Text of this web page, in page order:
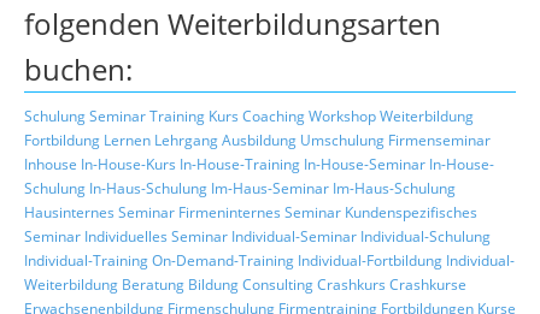
folgenden Weiterbildungsarten
buchen:
SchulungSeminarTraining Kurs CoachingWorkshopWeiterbildung
Fortbildung Lernen LehrgangAusbildung Umschulung Firmenseminar
Inhouse In-House-Kurs In-House-Training In-House-Seminar In-House-
Schulung In-Haus-Schulung Im-Haus-Seminar Im-Haus-Schulung
Hausinternes Seminar Firmeninternes Seminar Kundenspezifisches
Seminar Individuelles Seminar Individual-Seminar Individual-Schulung
Individual-TrainingOn-Demand-Training Individual-Fortbildung Individual-
Weiterbildung Beratung BildungConsultingCrashkurs Crashkurse
Erwachsenenbildung Firmenschulung Firmentraining Fortbildungen Kurse